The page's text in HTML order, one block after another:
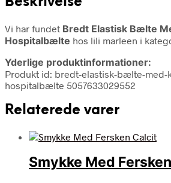
Vi har fundet Bredt Elastisk Bælte
Hospitalbælte hos lili marleen i
Yderlige produktinformationer:
Produkt id: bredt-elastisk-bælte-
hospitalbælte 5057633029552
Relaterede varer
Smykke Med